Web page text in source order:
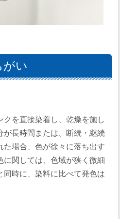
がい
を直接染着し、乾燥を施し
が長時間または、断続・継続
た場合、色が徐々に落ち出す
に関しては、色域が狭く微細
同時に、染料に比べて発色は